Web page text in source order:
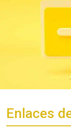
Enlaces